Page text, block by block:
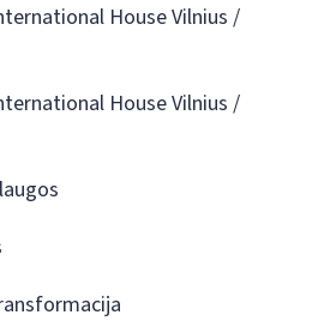
House Vilnius /
House Vilnius /